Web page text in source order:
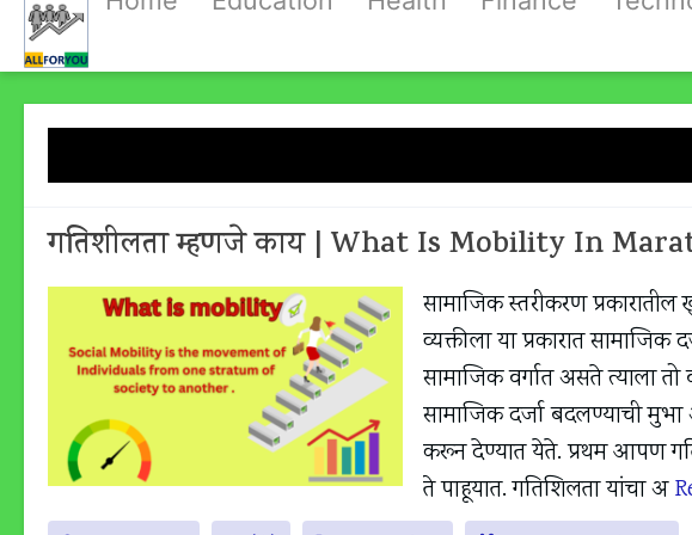
Skip
content
गतिशीलता म्हणजे काय | What Is Mobility In
सामाजिक स्तरीकरण
व्यक्तीला या प्रकारात
सामाजिक वर्गात असते त्याला
सामाजिक दर्जा बदलण्याची
करून देण्यात येते. प्रथम आपण
ते पाहूयात. गतिशिलता यांचा अ